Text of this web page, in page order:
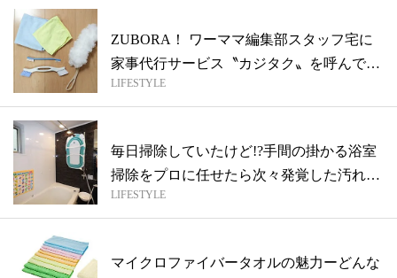
ZUBORA！ ワーママ編集部スタッフ宅に
家事代行サービス〝カジタク〟を呼んで
み...
LIFESTYLE
毎日掃除していたけど!?手間の掛かる浴室
掃除をプロに任せたら次々発覚した汚れス
ポ...
LIFESTYLE
マイクロファイバータオルの魅力ーどんな